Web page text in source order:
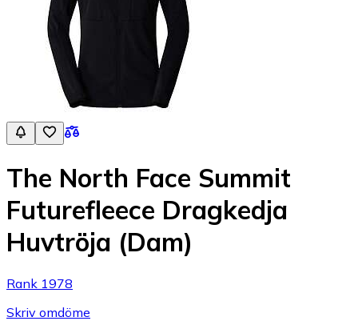
The North Face Summit
Futurefleece Dragkedja
Huvtröja (Dam)
Rank 1978
Skriv omdöme